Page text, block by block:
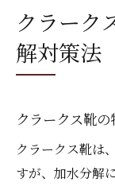
クラーク
解対策法
クラークス靴
クラークス靴は
すが、加水分解